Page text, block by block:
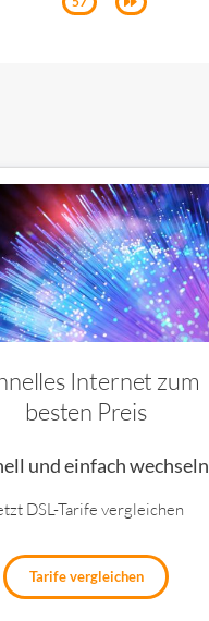
Internet zum
besten Preis
und einfach wechseln
DSL-Tarife vergleichen
Tarife vergleichen